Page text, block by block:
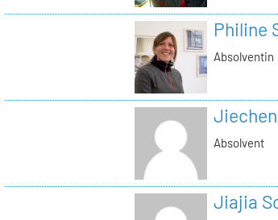
Philine
Absolventin
Absolvent
Jiajia